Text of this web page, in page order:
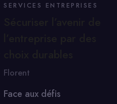
SERVICES ENTREPRISES
Florent
Face aux défis